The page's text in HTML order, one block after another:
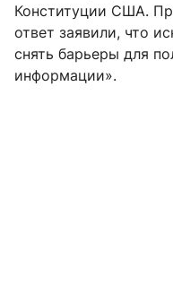
Конституции США.
ответ заявили, что
снять барьеры для
информации».